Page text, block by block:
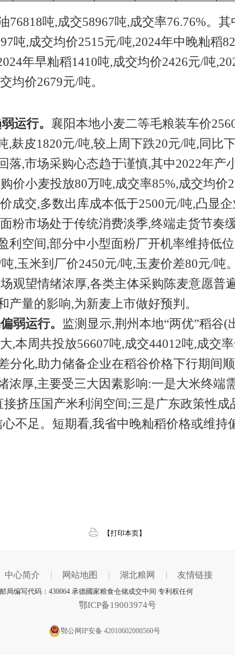
76818吨,成交58967吨,成交率76.76%。其
吨,成交均价2515元/吨,2024年中晚籼稻
年早籼稻1410吨,成交均价2426元/吨
均价2679元/吨。
运行。 襄阳本地小麦二等毛粮装车价
,麸皮1820元/吨,较上周下跌20元/吨,同比
,市场采购心态趋于谨慎,其中2022年产
价小麦投放80万吨,成交率85%,成交均价
成交,多数出库成本低于2500元/吨,凸显
粉市场处于传统消费淡季,终端走货节奏
利空间,部分中小型面粉厂开机率维持低
,玉米到厂价2450元/吨,玉麦价差80元/吨
观望情绪浓厚,各类主体采购陈麦意愿普
量的影响,为新麦上市做好预判。
偏弱运行。 监测显示,荆州本地“两优”稻谷(
,本周共投放56607吨,成交44012吨,成交
分化,助力储备企业在稻谷价格下行期间
浓厚,主要受三大因素影响:一是大米终端
挤压国产米利润空间;三是广东政策性
不足。短期看,我省中晚籼稻价格或维持
【打印本页】
中心简介 网站地图 湖北粮网 友情链接
局编写代码：430064 承德國家粮食仓储成交中间 专利权任何
鄂ICP备19003974号
鄂公网IP安备 42010602000560号